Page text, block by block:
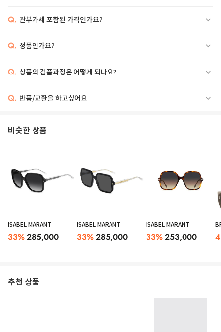
Q. 관부가세 포함된 가격인가요?
Q. 정품인가요?
Q. 상품의 검품과정은 어떻게 되나요?
Q. 반품/교환을 하고싶어요
비슷한 상품
ISABEL MARANT
33%285,000
ISABEL MARANT
33%285,000
ISABEL MARANT
33%253,000
추천 상품